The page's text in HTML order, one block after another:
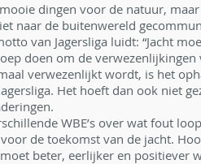
dingen voor de natuur,
naar de buitenwereld
van Jagersliga luidt: “Jacht
doen om de
verwezenlijkt wordt, is het
Het hoeft dan ook niet
WBE’s over wat fout
de toekomst van de jacht.
beter, eerlijker en positiever